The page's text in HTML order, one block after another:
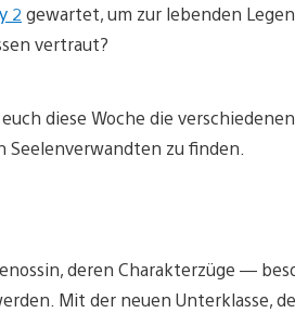
2 gewartet, um zur lebenden
vertraut?
diese Woche die
Seelenverwandten zu finden.
deren Charakterzüge —
Mit der neuen Unterklasse,